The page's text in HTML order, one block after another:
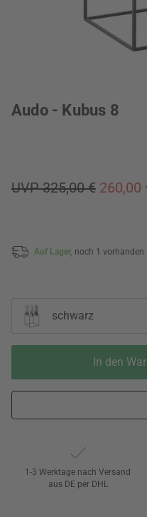
Audo - Kubus 8
UVP 325,00 € 260,00
Auf Lager, noch 1 vorhanden
schwarz
In den
1-3 Werktage nach Versand
aus DE per DHL